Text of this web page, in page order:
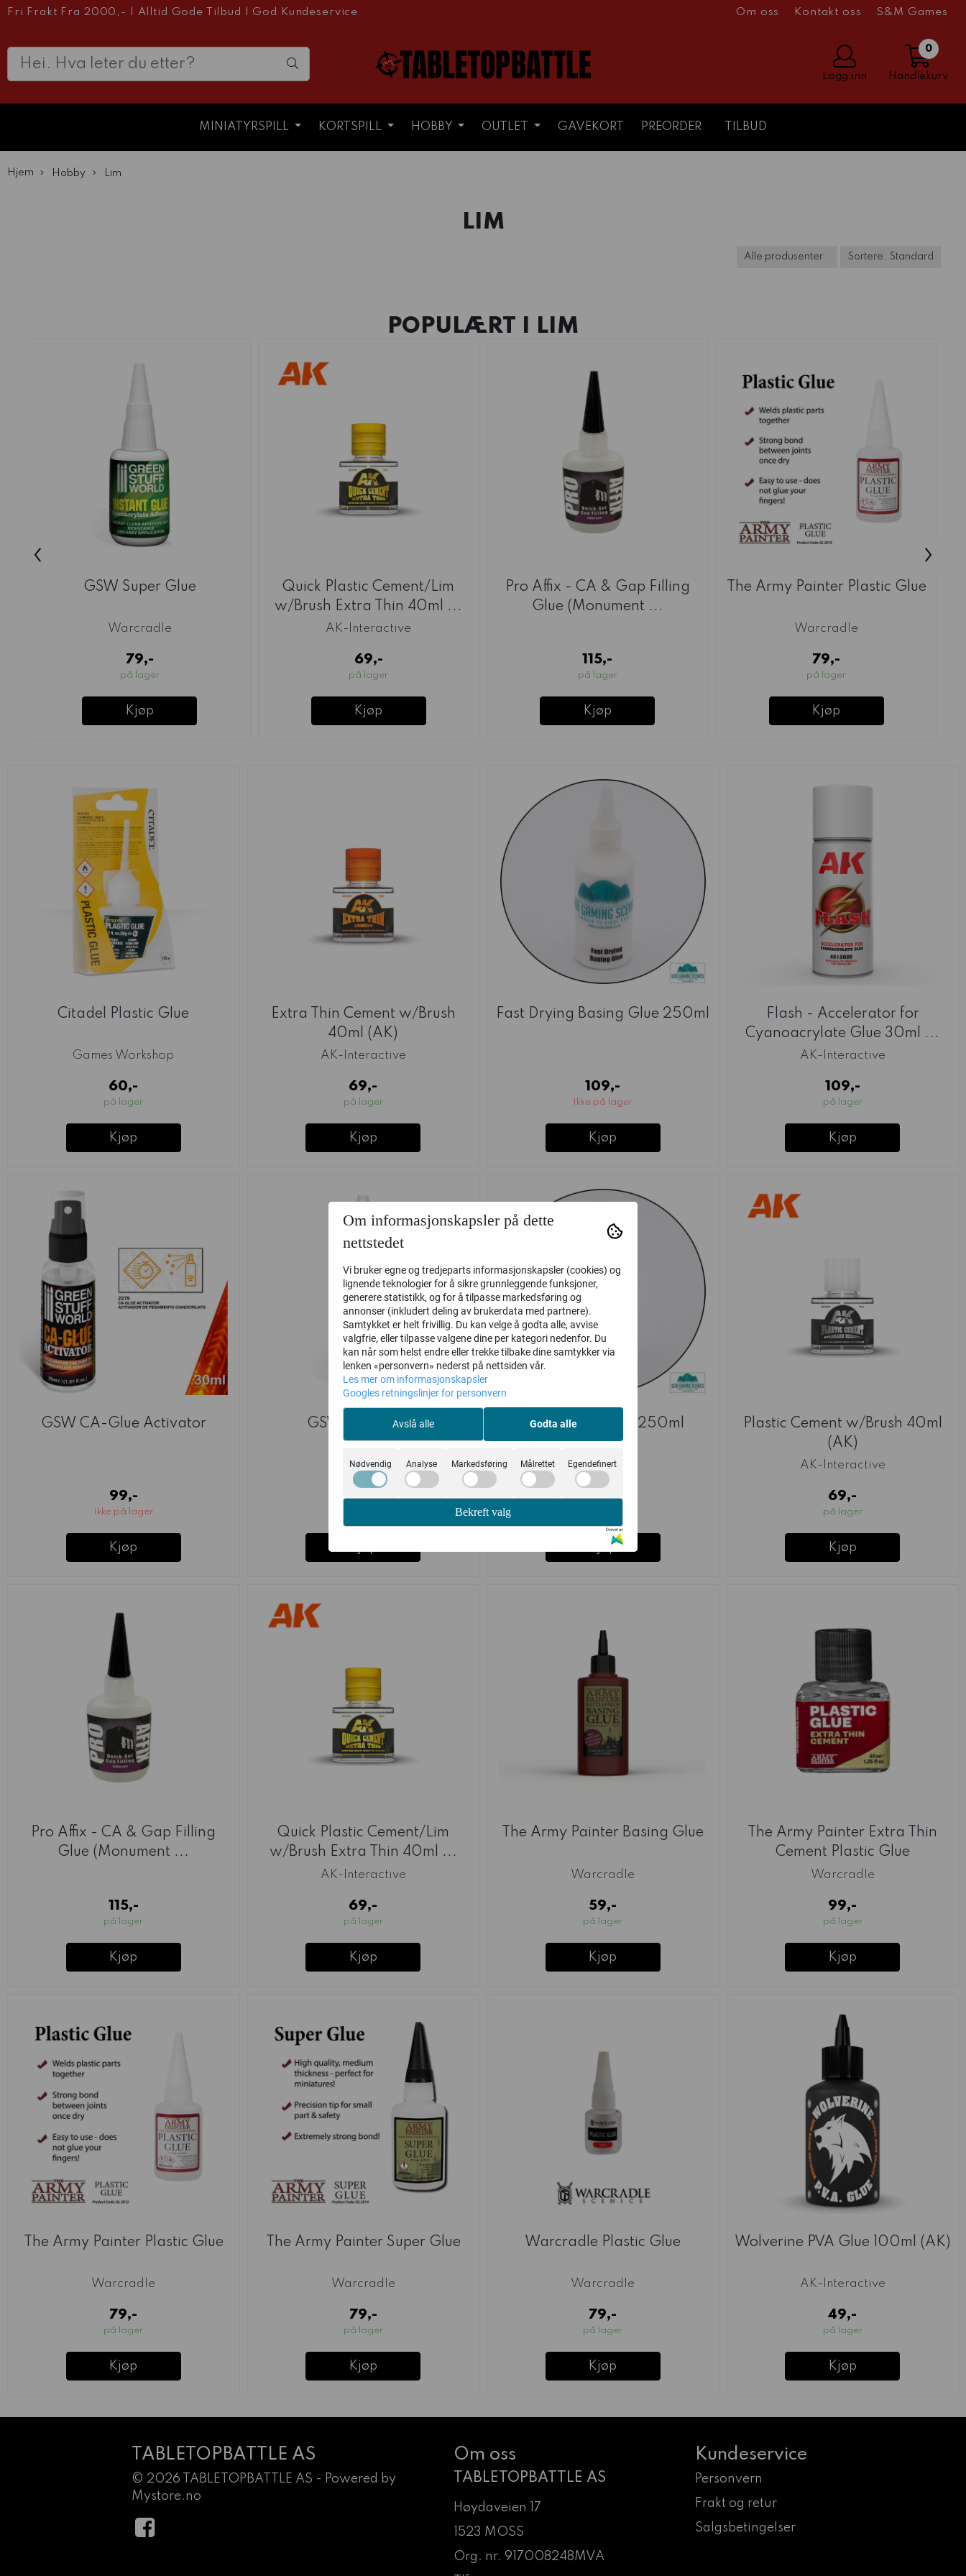
Fri Frakt Fra 2000,- Alltid Gode Tilbud God Kundeservice Om oss Kontakt oss S&M Games
Logg inn
0
Handlekurv
MINIATYRSPILL KORTSPILL HOBBY OUTLET GAVEKORT PREORDER TILBUD
Hjem Hobby Lim
LIM
POPULÆRT I LIM
GSW Super Glue
Warcradle
79,-
på lager
Kjøp
Quick Plastic Cement/Lim
w/Brush Extra Thin 40ml ...
AK-Interactive
69,-
på lager
Kjøp
Pro Affix - CA & Gap Filling
Glue (Monument ...
115,-
på lager
Kjøp
The Army Painter Plastic Glue
Warcradle
79,-
på lager
Kjøp
‹ ›
Citadel Plastic Glue
Games Workshop
60,-
på lager
Kjøp
Extra Thin Cement w/Brush
40ml (AK)
AK-Interactive
69,-
på lager
Kjøp
Fast Drying Basing Glue 250ml
109,-
Ikke på lager
Kjøp
Flash - Accelerator for
Cyanoacrylate Glue 30ml ...
AK-Interactive
109,-
på lager
Kjøp
GSW CA-Glue Activator
99,-
Ikke på lager
Kjøp
GSW Super Glue
Warcradle
79,-
High Grade PVA 250ml
129,-
Kjøp
Plastic Cement w/Brush 40ml
(AK)
AK-Interactive
69,-
på lager
Kjøp
Pro Affix - CA & Gap Filling
Glue (Monument ...
115,-
på lager
Kjøp
Quick Plastic Cement/Lim
w/Brush Extra Thin 40ml ...
AK-Interactive
69,-
på lager
Kjøp
The Army Painter Basing Glue
Warcradle
59,-
på lager
Kjøp
The Army Painter Extra Thin
Cement Plastic Glue
Warcradle
99,-
på lager
Kjøp
The Army Painter Plastic Glue
Warcradle
79,-
på lager
Kjøp
The Army Painter Super Glue
Warcradle
79,-
på lager
Kjøp
Warcradle Plastic Glue
Warcradle
79,-
på lager
Kjøp
Wolverine PVA Glue 100ml (AK)
AK-Interactive
49,-
på lager
Kjøp
TABLETOPBATTLE AS
© 2026 TABLETOPBATTLE AS - Powered by
Mystore.no
Om oss
TABLETOPBATTLE AS
Høydaveien 17
1523 MOSS
Org. nr. 917008248MVA
Kundeservice
Personvern
Frakt og retur
Salgsbetingelser
Om informasjonskapsler på dette
nettstedet
Vi bruker egne og tredjeparts informasjonskapsler (cookies) og
lignende teknologier for å sikre grunnleggende funksjoner,
generere statistikk, og for å tilpasse markedsføring og
annonser (inkludert deling av brukerdata med partnere).
Samtykket er helt frivillig. Du kan velge å godta alle, avvise
valgfrie, eller tilpasse valgene dine per kategori nedenfor. Du
kan når som helst endre eller trekke tilbake dine samtykker via
lenken «personvern» nederst på nettsiden vår.
Les mer om informasjonskapsler
Googles retningslinjer for personvern
Avslå alle Godta alle
Nødvendig Analyse Markedsføring Målrettet Egendefinert
Bekreft valg
Drevet av